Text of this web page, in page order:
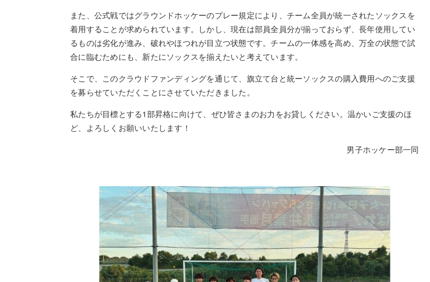
また、公式戦ではグラウンドホッケーのプレー規定により、チーム全員が統一されたソックスを
着用することが求められています。しかし、現在は部員全員分が揃っておらず、長年使用してい
るものは劣化が進み、破れやほつれが目立つ状態です。チームの一体感を高め、万全の状態で試
合に臨むためにも、新たにソックスを揃えたいと考えています。
そこで、このクラウドファンディングを通じて、旗立て台と統ーソックスの購入費用へのご支援
を募らせていただくことにさせていただきました。
私たちが目標とする1部昇格に向けて、ぜひ皆さまのお力をお貸しください。温かいご支援のほ
ど、よろしくお願いいたします！
男子ホッケー部一同